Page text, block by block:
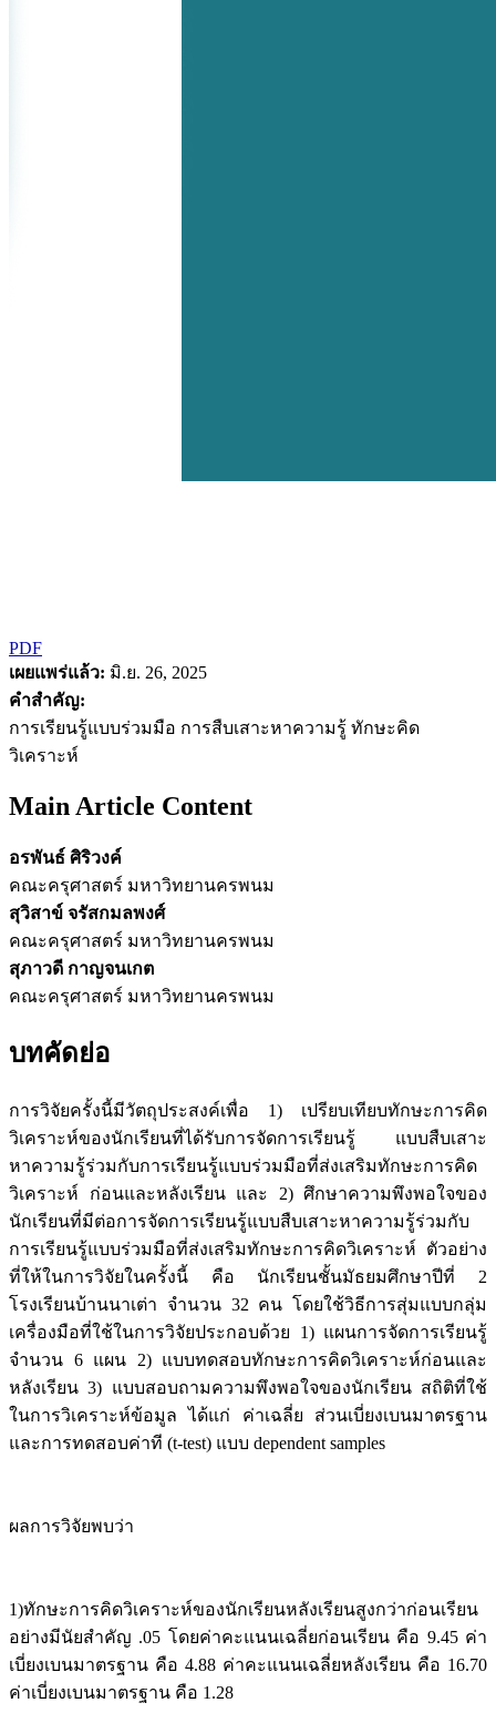
PDF
เผยแพร่แล้ว: มิ.ย. 26, 2025
คำสำคัญ:
การเรียนรู้แบบร่วมมือ การสืบเสาะหาความรู้ ทักษะคิด
วิเคราะห์
Main Article Content
อรพันธ์ ศิริวงค์
คณะครุศาสตร์ มหาวิทยานครพนม
สุวิสาข์ จรัสกมลพงศ์
คณะครุศาสตร์ มหาวิทยานครพนม
สุภาวดี กาญจนเกต
คณะครุศาสตร์ มหาวิทยานครพนม
บทคัดย่อ
การวิจัยครั้งนี้มีวัตถุประสงค์เพื่อ 1) เปรียบเทียบทักษะการคิด
วิเคราะห์ของนักเรียนที่ได้รับการจัดการเรียนรู้ แบบสืบเสาะ
หาความรู้ร่วมกับการเรียนรู้แบบร่วมมือที่ส่งเสริมทักษะการคิด
วิเคราะห์ ก่อนและหลังเรียน และ 2) ศึกษาความพึงพอใจของ
นักเรียนที่มีต่อการจัดการเรียนรู้แบบสืบเสาะหาความรู้ร่วมกับ
การเรียนรู้แบบร่วมมือที่ส่งเสริมทักษะการคิดวิเคราะห์ ตัวอย่าง
ที่ให้ในการวิจัยในครั้งนี้ คือ นักเรียนชั้นมัธยมศึกษาปีที่ 2
โรงเรียนบ้านนาเต่า จำนวน 32 คน โดยใช้วิธีการสุ่มแบบกลุ่ม
เครื่องมือที่ใช้ในการวิจัยประกอบด้วย 1) แผนการจัดการเรียนรู้
จำนวน 6 แผน 2) แบบทดสอบทักษะการคิดวิเคราะห์ก่อนและ
หลังเรียน 3) แบบสอบถามความพึงพอใจของนักเรียน สถิติที่ใช้
ในการวิเคราะห์ข้อมูล ได้แก่ ค่าเฉลี่ย ส่วนเบี่ยงเบนมาตรฐาน
และการทดสอบค่าที (t-test) แบบ dependent samples
ผลการวิจัยพบว่า
1)ทักษะการคิดวิเคราะห์ของนักเรียนหลังเรียนสูงกว่าก่อนเรียน
อย่างมีนัยสำคัญ .05 โดยค่าคะแนนเฉลี่ยก่อนเรียน คือ 9.45 ค่า
เบี่ยงเบนมาตรฐาน คือ 4.88 ค่าคะแนนเฉลี่ยหลังเรียน คือ 16.70
ค่าเบี่ยงเบนมาตรฐาน คือ 1.28